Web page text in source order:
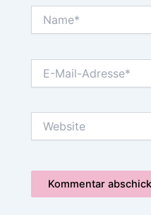
Mail-